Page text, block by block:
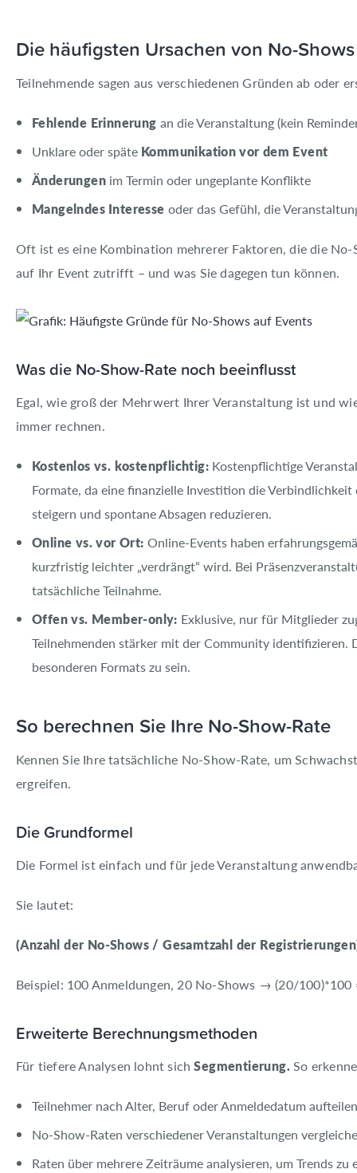
Die häufigsten Ursachen von No-Shows
Teilnehmende sagen aus verschiedenen Gründen ab oder
Fehlende Erinnerung an die Veranstaltung (kein
Unklare oder späte Kommunikationvor dem Event
Änderungen im Termin oder ungeplante Konflikte
Mangelndes Interesse oder das Gefühl, die
Oft ist es eine Kombination mehrerer Faktoren, die die
auf Ihr Event zutrifft – und was Sie dagegen tun können.
Was die No-Show-Rate noch beeinflusst
Egal, wie groß der Mehrwert Ihrer Veranstaltung ist und
immer rechnen.
Kostenlos vs. kostenpflichtig: Kostenpflichtige
Formate, da eine finanzielle Investition die
steigern und spontane Absagen reduzieren.
Online vs. vor Ort: Online-Events haben
kurzfristig leichter „verdrängt“ wird. Bei
tatsächliche Teilnahme.
Offen vs. Member-only: Exklusive, nur für Mitglieder
Teilnehmenden stärker mit der Community identifizieren.
besonderen Formats zu sein.
So berechnen Sie Ihre No-Show-Rate
Kennen Sie Ihre tatsächliche No-Show-Rate, um
ergreifen.
Die Grundformel
Die Formel ist einfach und für jede Veranstaltung
Sie lautet:
(Anzahl der No-Shows / Gesamtzahl der
Beispiel: 100 Anmeldungen, 20 No-Shows → (20/
Erweiterte Berechnungsmethoden
Für tiefere Analysen lohnt sichSegmentierung.So
Teilnehmer nach Alter, Beruf oder Anmeldedatum
No-Show-Raten verschiedener Veranstaltungen
Raten über mehrere Zeiträume analysieren, um Trends zu